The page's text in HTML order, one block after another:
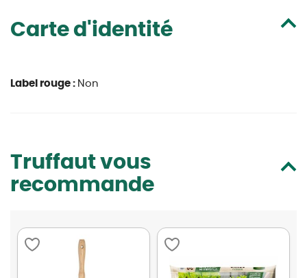
Carte d'identité
Label rouge : Non
Truffaut vous
recommande